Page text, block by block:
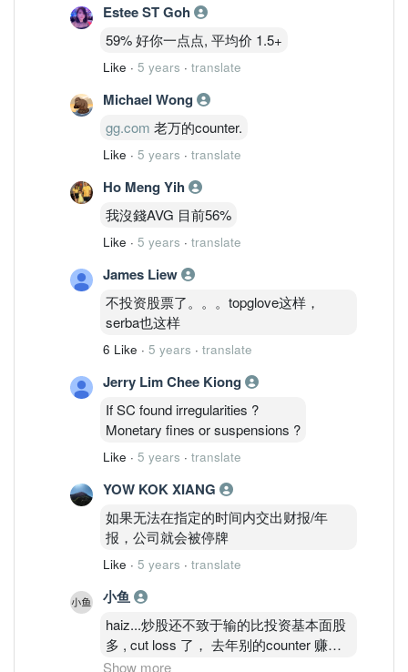
Estee ST Goh
59% 好你一点点, 平均价 1.5+
Like · 5 years · translate
Michael Wong
gg.com 老万的counter.
Like · 5 years · translate
Ho Meng Yih
我沒錢AVG 目前56%
Like · 5 years · translate
James Liew
不投资股票了。。。topglove这样，
serba也这样
6 Like · 5 years · translate
Jerry Lim Chee Kiong
If SC found irregularities ?
Monetary fines or suspensions ?
Like · 5 years · translate
YOW KOK XIANG
如果无法在指定的时间内交出财报/年
报，公司就会被停牌
Like · 5 years · translate
小鱼
haiz...炒股还不致于输的比投资基本面股
多 , cut loss 了， 去年别的counter 赚的
全赔了， 也赔了一部份本金。 现在不管
Show more